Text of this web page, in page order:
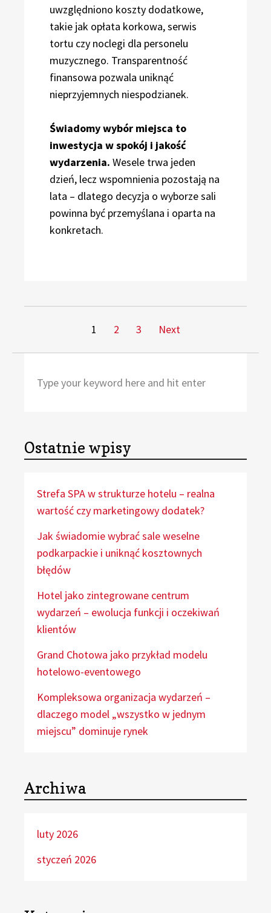
uwzględniono koszty dodatkowe,
takie jak opłata korkowa, serwis
tortu czy noclegi dla personelu
muzycznego. Transparentność
finansowa pozwala uniknąć
nieprzyjemnych niespodzianek.
Świadomy wybór miejsca to
inwestycja w spokój i jakość
wydarzenia. Wesele trwa jeden
dzień, lecz wspomnienia pozostają na
lata – dlatego decyzja o wyborze sali
powinna być przemyślana i oparta na
konkretach.
Page
1 Page
2 Page
3 Next
for:
Ostatnie wpisy
Strefa SPA w strukturze hotelu – realna
wartość czy marketingowy dodatek?
Jak świadomie wybrać sale weselne
podkarpackie i uniknąć kosztownych
błędów
Hotel jako zintegrowane centrum
wydarzeń – ewolucja funkcji i oczekiwań
klientów
Grand Chotowa jako przykład modelu
hotelowo-eventowego
Kompleksowa organizacja wydarzeń –
dlaczego model „wszystko w jednym
miejscu” dominuje rynek
Archiwa
luty 2026
styczeń 2026